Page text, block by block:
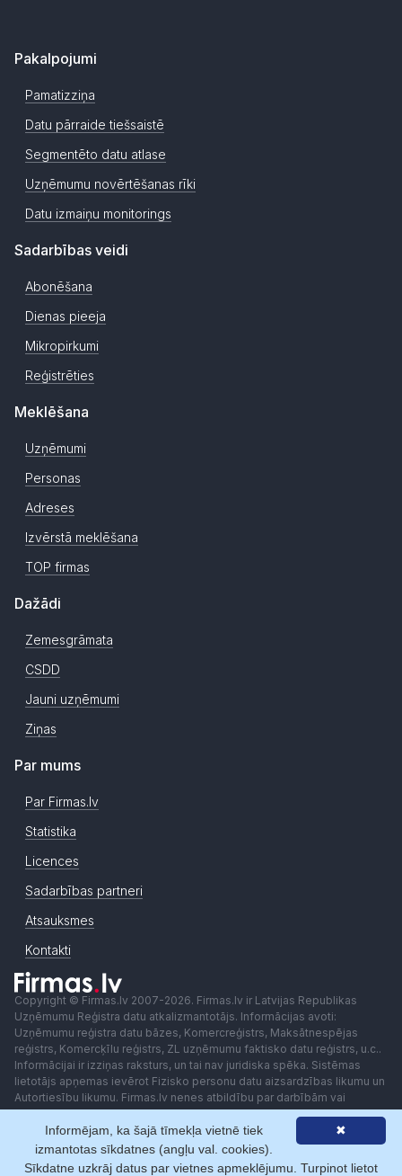
Pakalpojumi
Pamatizziņa
Datu pārraide tiešsaistē
Segmentēto datu atlase
Uzņēmumu novērtēšanas rīki
Datu izmaiņu monitorings
Sadarbības veidi
Abonēšana
Dienas pieeja
Mikropirkumi
Reģistrēties
Meklēšana
Uzņēmumi
Personas
Adreses
Izvērstā meklēšana
TOP firmas
Dažādi
Zemesgrāmata
CSDD
Jauni uzņēmumi
Ziņas
Par mums
Par Firmas.lv
Statistika
Licences
Sadarbības partneri
Atsauksmes
Kontakti
Copyright © Firmas.lv 2007-2026. Firmas.lv ir Latvijas Republikas
Uzņēmumu Reģistra datu atkalizmantotājs. Informācijas avoti:
Uzņēmumu reģistra datu bāzes, Komercreģistrs, Maksātnespējas
reģistrs, Komercķīlu reģistrs, ZL uzņēmumu faktisko datu reģistrs, u.c..
Informācijai ir izziņas raksturs, un tai nav juridiska spēka. Sistēmas
lietotājs apņemas ievērot Fizisko personu datu aizsardzības likumu un
Autortiesību likumu. Firmas.lv nenes atbildību par darbībām vai
lēmumiem, kas balstīti uz saņemto pakalpojumu. Lietotājam aizliegts
izmantot jebkādas automatizētas sistēmas vai iekārtas (robotus)
piekļuvei sistēmai bez rakstiskas saskaņošanas ar Firmas.lv. Galvenā
redaktore: Ingūna Pempere.
✖
Informējam, ka šajā tīmekļa vietnē tiek
izmantotas sīkdatnes (angļu val. cookies).
Sīkdatne uzkrāj datus par vietnes apmeklējumu. Turpinot lietot